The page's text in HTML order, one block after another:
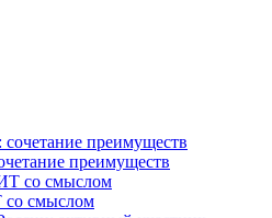
преимуществ
смыслом